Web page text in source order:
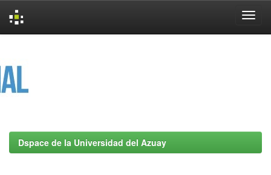
Dspace de la Universidad del Azuay